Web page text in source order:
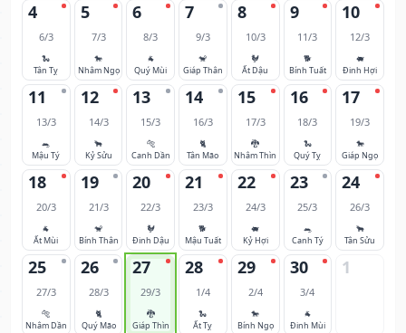
4
6/3
🐍
Tân Tỵ
5
7/3
🐎
Nhâm Ngọ
6
8/3
🐐
Quý Mùi
7
9/3
🐒
Giáp Thân
8
10/3
🐓
Ất Dậu
9
11/3
🐕
Bính Tuất
10
12/3
🐖
Đinh Hợi
11
13/3
🐀
Mậu Tý
12
14/3
🐂
Kỷ Sửu
13
15/3
🐅
Canh Dần
14
16/3
🐈
Tân Mão
15
17/3
🐉
Nhâm Thìn
16
18/3
🐍
Quý Tỵ
17
19/3
🐎
Giáp Ngọ
18
20/3
🐐
Ất Mùi
19
21/3
🐒
Bính Thân
20
22/3
🐓
Đinh Dậu
21
23/3
🐕
Mậu Tuất
22
24/3
🐖
Kỷ Hợi
23
25/3
🐀
Canh Tý
24
26/3
🐂
Tân Sửu
25
27/3
🐅
Nhâm Dần
26
28/3
🐈
Quý Mão
27
29/3
🐉
Giáp Thìn
28
1/4
🐍
Ất Tỵ
29
2/4
🐎
Bính Ngọ
30
3/4
🐐
Đinh Mùi
1